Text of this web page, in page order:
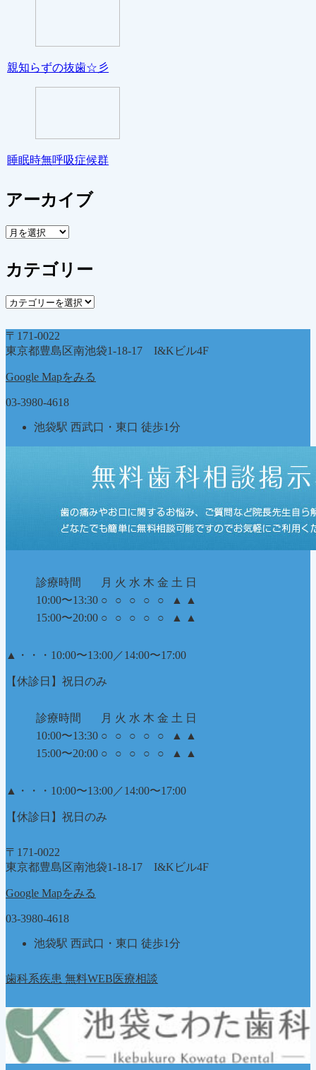
親知らずの抜歯☆彡
睡眠時無呼吸症候群
アーカイブ
ア
カ
イ
カテゴリー
カ
ゴ
リ
〒171-0022
東京都豊島区南池袋1-18-17 I&Kビル4F
Google Mapをみる
03-3980-4618
池袋駅 西武口・東口 徒歩1分
診療時間 月 火 水 木 金 土 日
10:00〜13:30 ○ ○ ○ ○ ○ ▲
▲
15:00〜20:00 ○ ○ ○ ○ ○ ▲ ▲
▲ ・・・10:00〜13:00／14:00〜17:00
【休診日】祝日のみ
診療時間 月 火 水 木 金 土 日
10:00〜13:30 ○ ○ ○ ○ ○ ▲
▲
15:00〜20:00 ○ ○ ○ ○ ○ ▲ ▲
▲ ・・・10:00〜13:00／14:00〜17:00
【休診日】祝日のみ
〒171-0022
東京都豊島区南池袋1-18-17 I&Kビル4F
Google Mapをみる
03-3980-4618
池袋駅 西武口・東口 徒歩1分
歯科系疾患 無料WEB医療相談